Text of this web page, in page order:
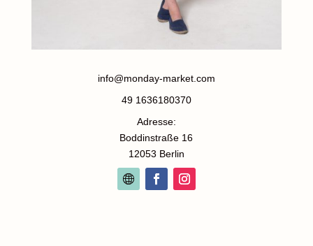
info@monday-market.com
49 1636180370
Adresse:
Boddinstraße 16
12053 Berlin